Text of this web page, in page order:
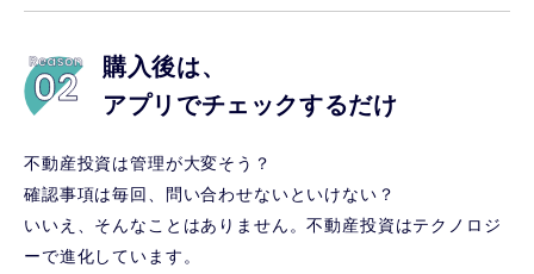
購入後は、
アプリでチェックするだけ
不動産投資は管理が大変そう？
確認事項は毎回、問い合わせないといけない？
いいえ、そんなことはありません。不動産投資はテクノロジ
ーで進化しています。